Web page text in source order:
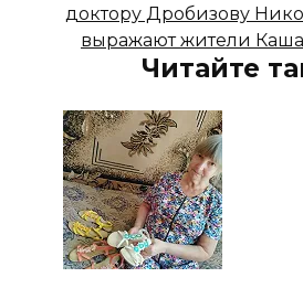
доктору Дробизову
выражают жители
Читайте